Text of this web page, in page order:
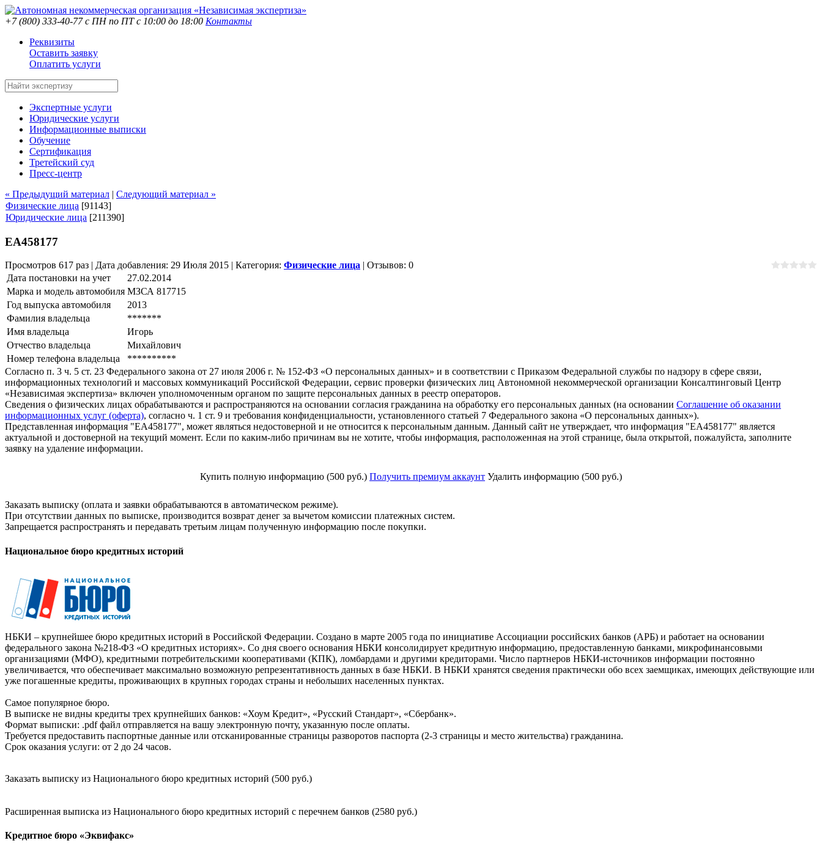
+7 (800) 333-40-77с ПН по ПТ с 10:00 до 18:00 Контакты
Реквизиты
Оставить заявку
Оплатить услуги
Экспертные услуги
Юридические услуги
Информационные выписки
Обучение
Сертификация
Третейский суд
Пресс-центр
« Предыдущий материал | Следующий материал »
Физические лица [91143]
Юридические лица [211390]
ЕА458177
Просмотров 617 раз | Дата добавления: 29 Июля 2015 | Категория: Физические лица | Отзывов: 0
Дата постановки на учет
27.02.2014
Марка и модель автомобиля МЗСА 817715
Год выпуска автомобиля
2013
Фамилия владельца
*******
Имя владельца
Игорь
Отчество владельца
Михайлович
Номер телефона владельца
**********
Согласно п. 3 ч. 5 ст. 23 Федерального закона от 27 июля 2006 г. № 152-ФЗ «О персональных данных» и в соответствии с Приказом Федеральной службы по надзору в сфере связи,
информационных технологий и массовых коммуникаций Российской Федерации, сервис проверки физических лиц Автономной некоммерческой организации Консалтинговый Центр
«Независимая экспертиза» включен уполномоченным органом по защите персональных данных в реестр операторов.
Сведения о физических лицах обрабатываются и распространяются на основании согласия гражданина на обработку его персональных данных (на основании Соглашение об оказании
информационных услуг (оферта), согласно ч. 1 ст. 9 и требования конфиденциальности, установленного статьей 7 Федерального закона «О персональных данных»).
Представленная информация "ЕА458177", может являться недостоверной и не относится к персональным данным. Данный сайт не утверждает, что информация "ЕА458177" является
актуальной и достоверной на текущий момент. Если по каким-либо причинам вы не хотите, чтобы информация, расположенная на этой странице, была открытой, пожалуйста, заполните
заявку на удаление информации.
Купить полную информацию (500 руб.) Получить премиум аккаунт Удалить информацию (500 руб.)
Заказать выписку (оплата и заявки обрабатываются в автоматическом режиме).
При отсутствии данных по выписке, производится возврат денег за вычетом комиссии платежных систем.
Запрещается распространять и передавать третьим лицам полученную информацию после покупки.
Национальное бюро кредитных историй
НБКИ – крупнейшее бюро кредитных историй в Российской Федерации. Создано в марте 2005 года по инициативе Ассоциации российских банков (АРБ) и работает на основании
федерального закона №218-ФЗ «О кредитных историях». Со дня своего основания НБКИ консолидирует кредитную информацию, предоставленную банками, микрофинансовыми
организациями (МФО), кредитными потребительскими кооперативами (КПК), ломбардами и другими кредиторами. Число партнеров НБКИ-источников информации постоянно
увеличивается, что обеспечивает максимально возможную репрезентативность данных в базе НБКИ. В НБКИ хранятся сведения практически обо всех заемщиках, имеющих действующие или
уже погашенные кредиты, проживающих в крупных городах страны и небольших населенных пунктах.
Самое популярное бюро.
В выписке не видны кредиты трех крупнейших банков: «Хоум Кредит», «Русский Стандарт», «Сбербанк».
Формат выписки: .pdf файл отправляется на вашу электронную почту, указанную после оплаты.
Требуется предоставить паспортные данные или отсканированные страницы разворотов паспорта (2-3 страницы и место жительства) гражданина.
Срок оказания услуги: от 2 до 24 часов.
Заказать выписку из Национального бюро кредитных историй (500 руб.)
Расширенная выписка из Национального бюро кредитных историй с перечнем банков (2580 руб.)
Кредитное бюро «Эквифакс»